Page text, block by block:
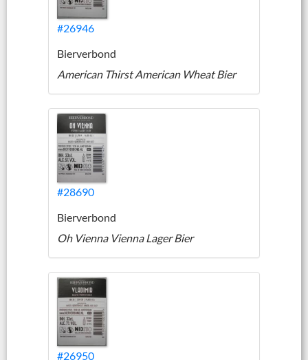
#26946
Bierverbond
American Thirst American Wheat Bier
#28690
Bierverbond
Oh Vienna Vienna Lager Bier
#26950